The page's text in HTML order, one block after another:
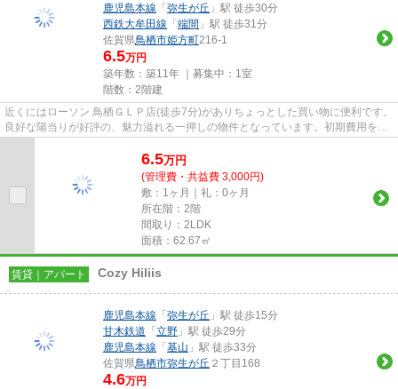
鹿児島本線 「弥生が丘 」駅 徒歩30分
西鉄大牟田線 「端間 」駅 徒歩31分
佐賀県鳥栖市姫方町216-1
6.5万円
築年数：築11年 ｜募集中： 1室
階数：2階建
近くにはローソン 鳥栖ＧＬＰ店(徒歩7分)がありちょっとした買い物に便利です。
良好な陽当りが好評の、魅力溢れる一押しの物件となっています。初期費用をカ
ードでお支払いいただける...
6.5万円
(管理費・共益費 3,000円)
敷：1ヶ月｜礼：0ヶ月
所在階：2階
間取り：2LDK
面積：62.67㎡
賃貸｜アパート Cozy Hiliis
鹿児島本線 「弥生が丘 」駅 徒歩15分
甘木鉄道 「立野 」駅 徒歩29分
鹿児島本線 「基山 」駅 徒歩33分
佐賀県鳥栖市弥生が丘 ２丁目168
4.6万円